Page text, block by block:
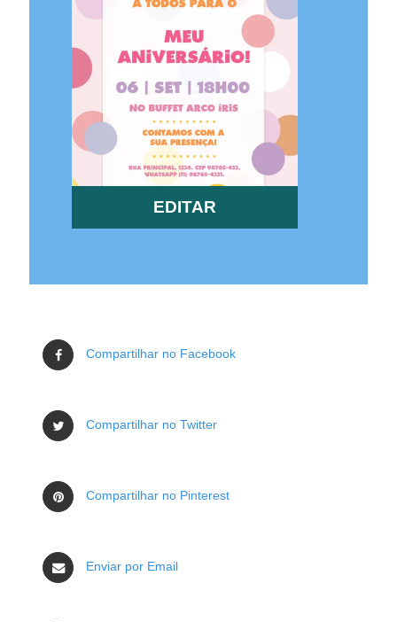
EDITAR
Compartilhar no Facebook
Compartilhar no Twitter
Compartilhar no Pinterest
Enviar por Email